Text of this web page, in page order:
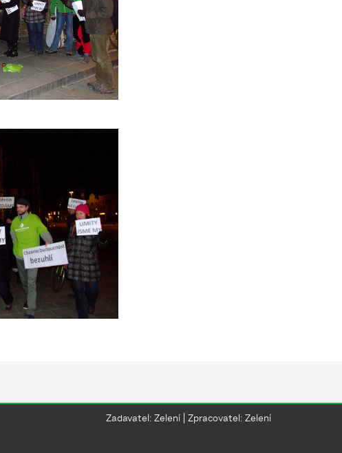
Zadavatel: Zelení | Zpracovatel: Zelení